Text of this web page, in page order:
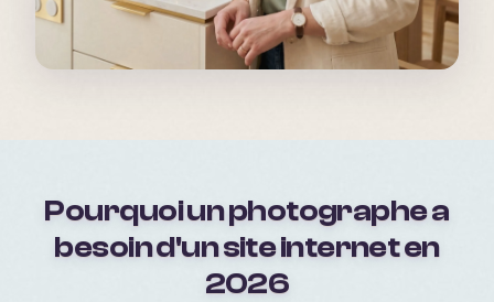
Pourquoi unphotographea
besoin d'un site internet en
2026